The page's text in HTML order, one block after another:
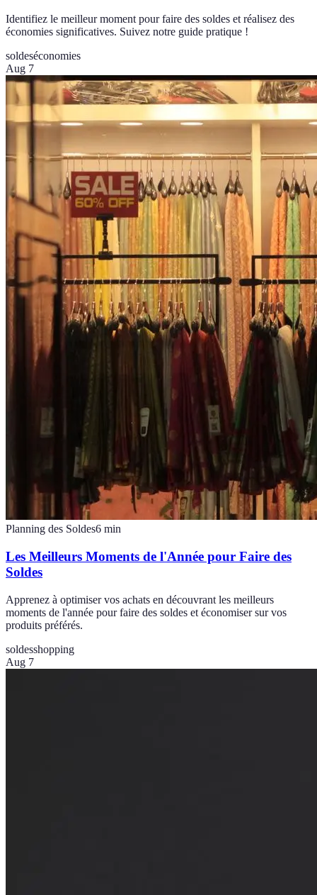
Identifiez le meilleur moment pour faire des soldes et réalisez des
économies significatives. Suivez notre guide pratique !
soldeséconomies
Aug 7
Planning des Soldes6 min
Les Meilleurs Moments de l'Année pour Faire des
Soldes
Apprenez à optimiser vos achats en découvrant les meilleurs
moments de l'année pour faire des soldes et économiser sur vos
produits préférés.
soldesshopping
Aug 7